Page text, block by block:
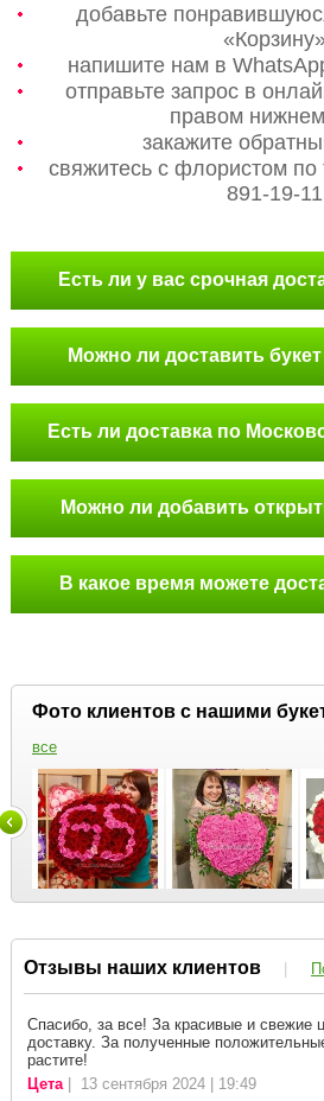
добавьте
напишите нам в
отправьте запрос в
правом
закажите
свяжитесь с флористом
891-19-
Есть ли у вас срочная
Можно ли доставить
Есть ли доставка по
Можно ли добавить
В какое время можете
Фото клиентов с нашими
все
Отзывы наших клиентов |
Спасибо, за все! За красивые и свежие
доставку. За полученные
растите!
Цета| 13 сентября 2024 | 19:49